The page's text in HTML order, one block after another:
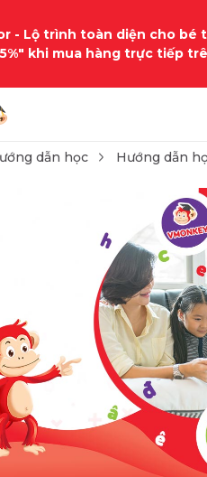
- Lộ trình toàn diện cho bé
5%" khi mua hàng trực tiếp
dẫn học Hướng dẫn